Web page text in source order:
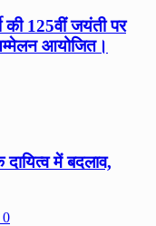
की 125वीं जयंती पर
आयोजित।
में बदलाव,
0